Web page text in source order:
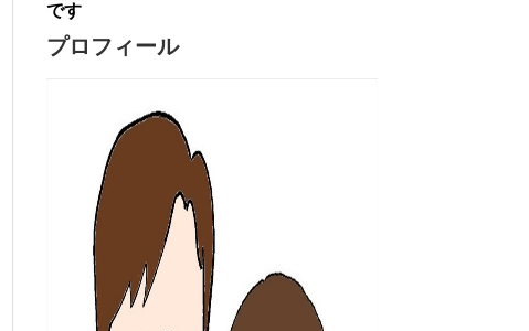
です
プロフィール